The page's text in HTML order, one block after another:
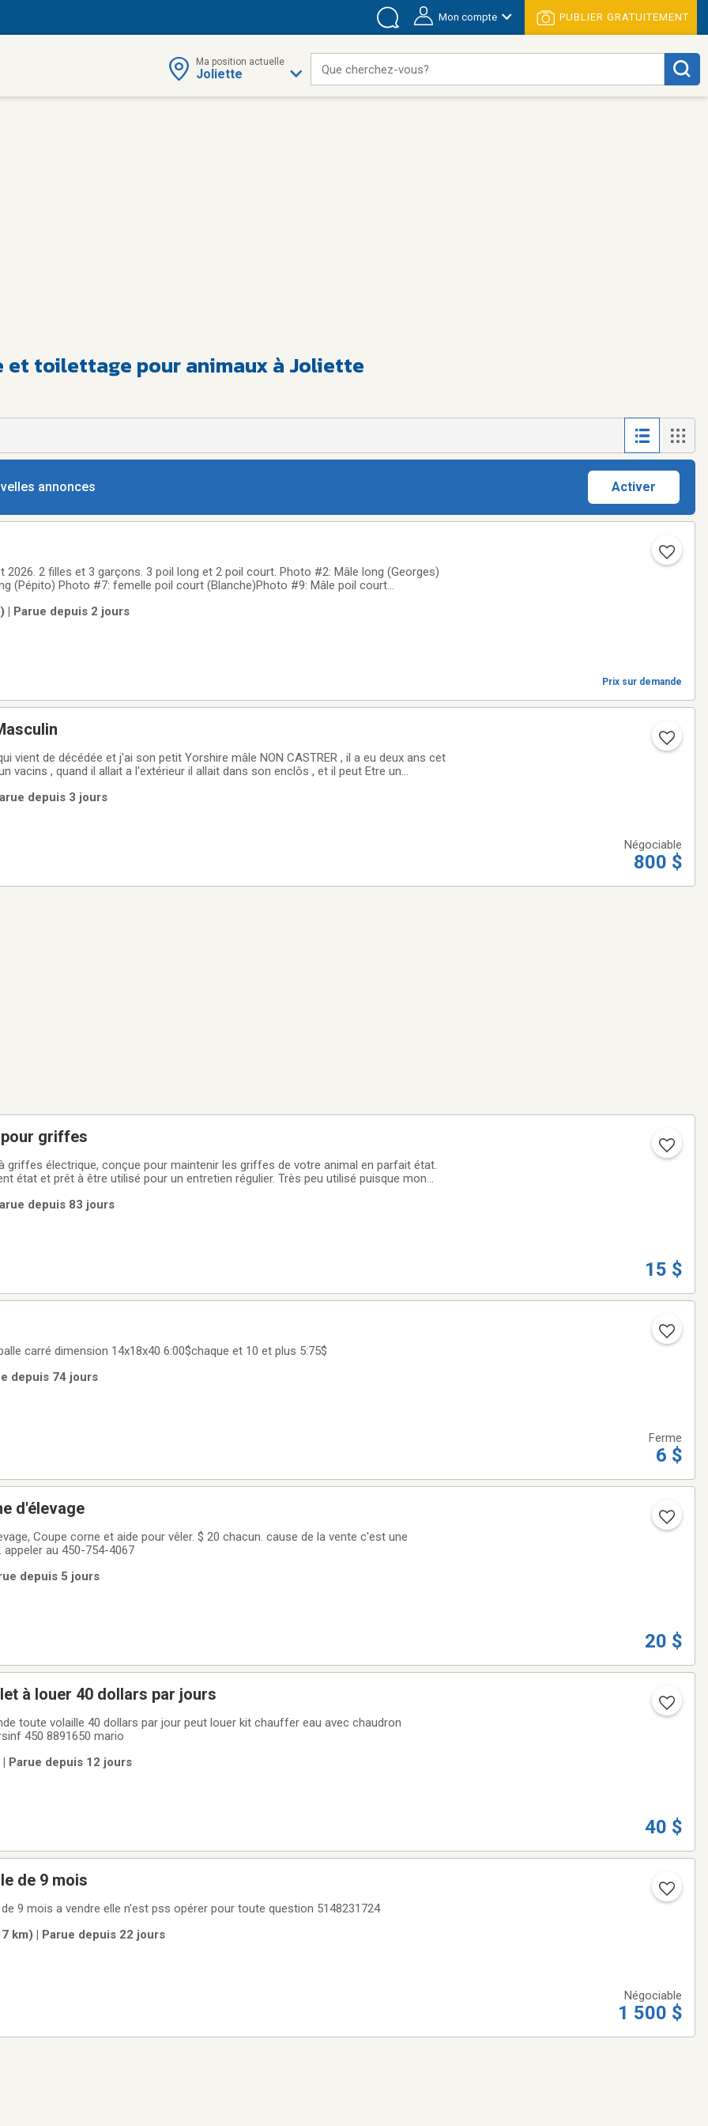
Mon compte PUBLIER GRATUITEMENT
Ma position actuelle
Joliette Que cherchez-vous?
et toilettage pour animaux à Joliette
annonces Activer
2 filles et 3 garçons. 3 poil long et 2 poil court. Photo #2: Mâle long (Georges)
(Pépito) Photo #7: femelle poil court (Blanche)Photo #9: Mâle poil court
| Parue depuis 2 jours
Prix sur demande
enclôs , et il peut Etre un
depuis 3 jours
Négociable
800 $
griffes
griffes électrique, conçue pour maintenir les griffes de votre animal en parfait état.
état et prêt à être utilisé pour un entretien régulier. Très peu utilisé puisque mon
depuis 83 jours
15 $
carré dimension 14x18x40 6:00$chaque et 10 et plus 5:75$
depuis 74 jours
Ferme
6 $
d'élevage
Coupe corne et aide pour vêler. $ 20 chacun. cause de la vente c'est une
au 450-754-4067
depuis 5 jours
20 $
Plumeuse a poulet à louer 40 dollars par jours
10 dollarsinf 450 8891650 mario
Parue depuis 12 jours
40 $
de 9 mois
9 mois a vendre elle n'est pss opérer pour toute question 5148231724
km) | Parue depuis 22 jours
Négociable
1 500 $